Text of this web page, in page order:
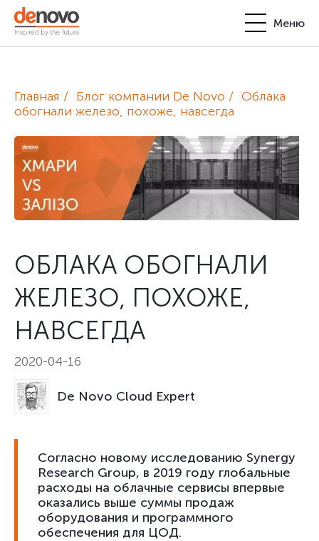
Меню
De Novo
Партнерство
Блог
Контакты
request@denovo.ua
Главная Блог компании De Novo
Облака
обогнали железо, похоже, навсегда
ОБЛАКА ОБОГНАЛИ
ЖЕЛЕЗО, ПОХОЖЕ,
НАВСЕГДА
2020-04-16
De Novo Cloud Expert
Согласно новому исследованию Synergy
Research Group, в 2019 году глобальные
расходы на облачные сервисы впервые
оказались выше суммы продаж
оборудования и программного
обеспечения для ЦОД.